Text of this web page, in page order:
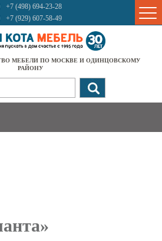
+7 (498) 694-23-28
+7 (929) 607-58-49
МЕБЕЛИ ПО МОСКВЕ И ОДИНЦОВСКОМУ
РАЙОНУ